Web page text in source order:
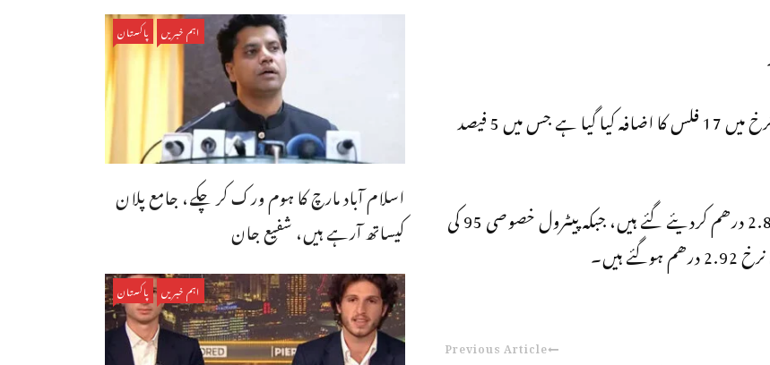
پیٹرول کے نرخوں میں 15 سے 16 فلس جبکہ ڈیزل کے نرخ میں 17 فلس کا اضافہ کیا گیا ہے جس میں 5 فیصد
ای پلس 91 پیٹرول کے نرخ 2.69 درھم سے بڑھا کر 2.85 درھم کردیئے گئے ہیں، جبکہ پیٹرول خصوصی 95 کی
Previous Article
اہم خبریں پاکستان
اسلام آباد مارچ کا ہوم ورک کر چکے، جامع پلان
کیساتھ آرہے ہیں، شفیع جان
اہم خبریں پاکستان